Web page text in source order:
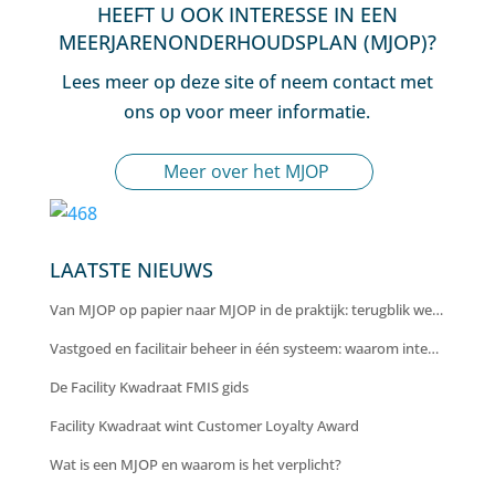
HEEFT U OOK INTERESSE IN EEN
MEERJARENONDERHOUDSPLAN (MJOP)?
Lees meer op deze site of neem contact met
ons op voor meer informatie.
Meer over het MJOP
LAATSTE NIEUWS
Van MJOP op papier naar MJOP in de praktijk: terugblik webinar
Vastgoed en facilitair beheer in één systeem: waarom integratie cruciaal is voor efficiëntie en inzicht
De Facility Kwadraat FMIS gids
Facility Kwadraat wint Customer Loyalty Award
Wat is een MJOP en waarom is het verplicht?